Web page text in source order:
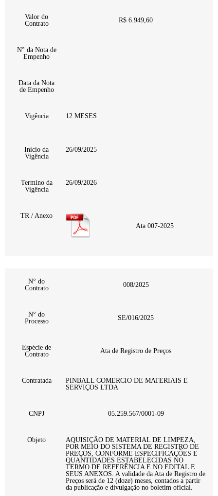
Valor do
Contrato
R$ 6.949,60
N° da Nota de
Empenho
Data da Nota
de Empenho
Vigência 12 MESES
Início da
Vigência
26/09/2025
Termino da
Vigência
26/09/2026
TR / Anexo
Ata 007-2025
N° do
Contrato
008/2025
N° do
Processo
SE/016/2025
Espécie de
Contrato
Ata de Registro de Preços
Contratada
PINBALL COMERCIO DE MATERIAIS E
SERVIÇOS LTDA
CNPJ 05.259.567/0001-09
Objeto
AQUISIÇÃO DE MATERIAL DE LIMPEZA,
POR MEIO DO SISTEMA DE REGISTRO DE
PREÇOS, CONFORME ESPECIFICAÇÕES E
QUANTIDADES ESTABELECIDAS NO
TERMO DE REFERÊNCIA E NO EDITAL E
SEUS ANEXOS. A validade da Ata de Registro de
Preços será de 12 (doze) meses, contados a partir
da publicação e divulgação no boletim oficial.